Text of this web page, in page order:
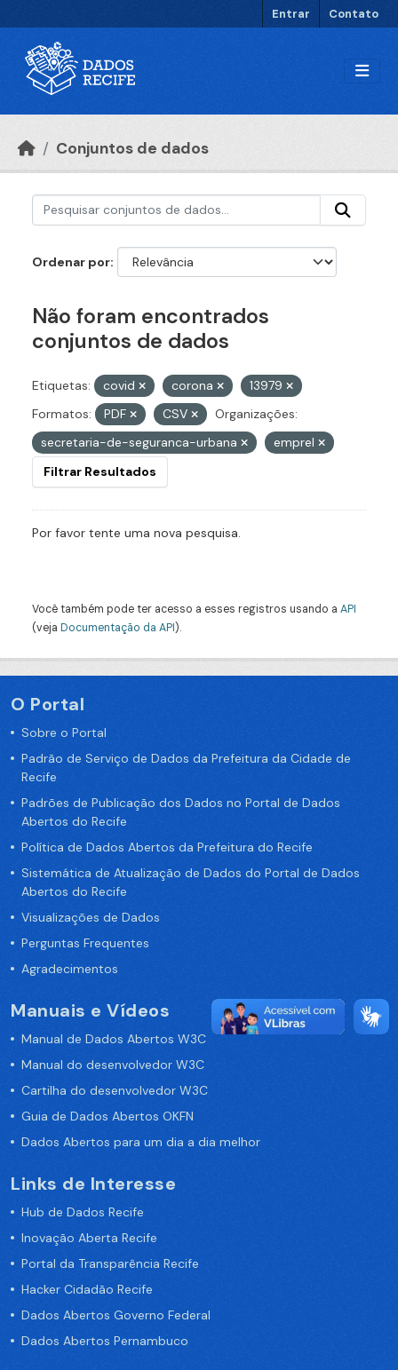
Entrar Contato
Conjuntos de dados
Ordenar por
Não foram encontrados
conjuntos de dados
Etiquetas: covid corona
13979
Formatos:
PDF CSV
Organizações:
secretaria-de-seguranca-urbana
emprel
Filtrar Resultados
Por favor tente uma nova pesquisa.
Você também pode ter acesso a esses registros usando a API
(veja Documentação da API).
O Portal
Sobre o Portal
Padrão de Serviço de Dados da Prefeitura da Cidade de
Recife
Padrões de Publicação dos Dados no Portal de Dados
Abertos do Recife
Política de Dados Abertos da Prefeitura do Recife
Sistemática de Atualização de Dados do Portal de Dados
Abertos do Recife
Visualizações de Dados
Perguntas Frequentes
Agradecimentos
Manuais e Vídeos
Manual de Dados Abertos W3C
Manual do desenvolvedor W3C
Cartilha do desenvolvedor W3C
Guia de Dados Abertos OKFN
Dados Abertos para um dia a dia melhor
Links de Interesse
Hub de Dados Recife
Inovação Aberta Recife
Portal da Transparência Recife
Hacker Cidadão Recife
Dados Abertos Governo Federal
Dados Abertos Pernambuco